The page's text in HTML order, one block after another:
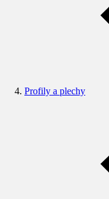
Profily a plechy